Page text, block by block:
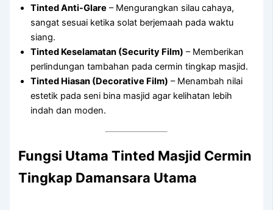
Tinted Anti-Glare – Mengurangkan silau cahaya,
sangat sesuai ketika solat berjemaah pada waktu
siang.
Tinted Keselamatan (Security Film) – Memberikan
perlindungan tambahan pada cermin tingkap masjid.
Tinted Hiasan (Decorative Film) – Menambah nilai
estetik pada seni bina masjid agar kelihatan lebih
indah dan moden.
Fungsi UtamaTinted Masjid Cermin
Tingkap Damansara Utama